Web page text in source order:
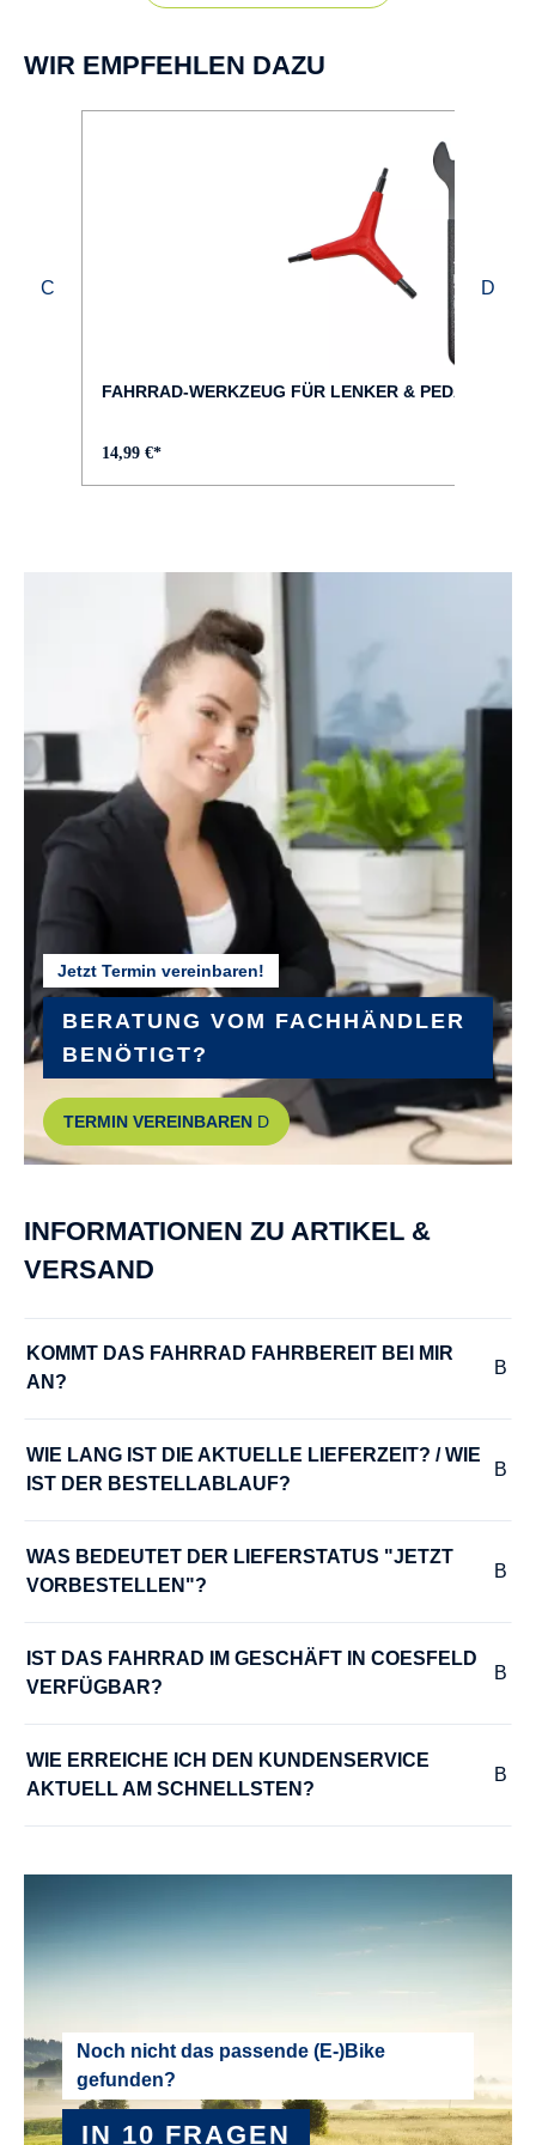
Felgenbremse hydr.
FAHRRAD-TYP :
Ryde ZAC 421
GABEL :
Stahl, ungefedert
GEPÄCKTRÄGER :
GEWICHT :
ca. 29,2 kg
GRIFFE :
Gazelle Aero leather
Shimano Nexus 7
Bosch, 2 Ah
LENKER :
Aluminium-Look, komfortabel gebogenes Modell
MODELLJAHR :
2025
MOTOR :
MOTOR-LEISTUNG :
MOTOR-SPANNUNG :
36 V
WIR EMPFEHLEN DAZU
FAHRRAD-WERKZEUG FÜR LENKER & PEDALE
14,99 €*
Jetzt Termin vereinbaren!
BERATUNG VOM FACHHÄNDLER
BENÖTIGT?
TERMIN VEREINBAREN
INFORMATIONEN ZU ARTIKEL &
VERSAND
KOMMT DAS FAHRRAD FAHRBEREIT BEI MIR
AN?
WIE LANG IST DIE AKTUELLE LIEFERZEIT? / WIE
IST DER BESTELLABLAUF?
WAS BEDEUTET DER LIEFERSTATUS "JETZT
VORBESTELLEN"?
IST DAS FAHRRAD IM GESCHÄFT IN COESFELD
VERFÜGBAR?
WIE ERREICHE ICH DEN KUNDENSERVICE
AKTUELL AM SCHNELLSTEN?
Noch nicht das passende (E-)Bike
gefunden?
IN 10 FRAGEN